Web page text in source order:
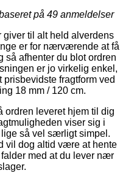
på 49 anmeldelser
giver til alt held alverdens
er for nærværende at få
så afhenter du blot ordren
er jo virkelig enkel,
fragtform ved
18 mm / 120 cm.
ordren leveret hjem til dig
viser sig i
så vel særligt simpel.
vil dog altid være at hente
med at du lever nær